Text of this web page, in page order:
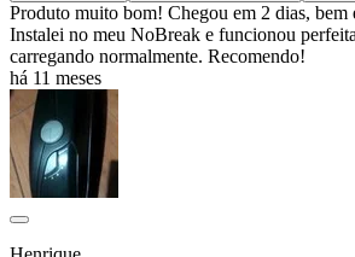
Produto muito bom! Chegou em 2 dias, bem
Instalei no meu NoBreak e funcionou
carregando normalmente. Recomendo!
há 11 meses